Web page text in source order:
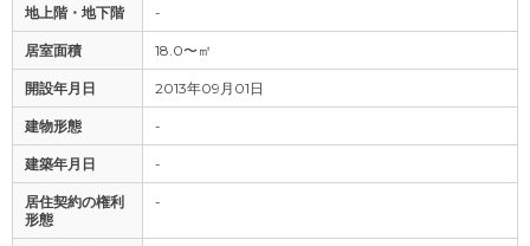
地上階・地下階 -
居室面積 18.0〜㎡
開設年月日 2013年09月01日
建物形態 -
建築年月日 -
居住契約の権利
形態
-